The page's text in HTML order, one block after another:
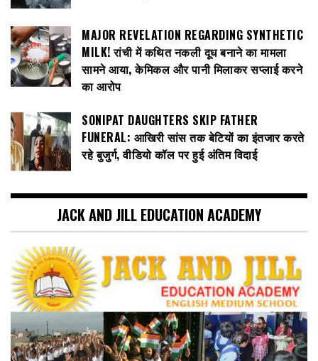
MAJOR REVELATION REGARDING SYNTHETIC
MILK! रांची में कथित नकली दूध बनाने का मामला
सामने आया, केमिकल और पानी मिलाकर सप्लाई करने
का आरोप
SONIPAT DAUGHTERS SKIP FATHER
FUNERAL: आखिरी सांस तक बेटियों का इंतजार करते
रहे बुजुर्ग, वीडियो कॉल पर हुई अंतिम विदाई
JACK AND JILL EDUCATION ACADEMY